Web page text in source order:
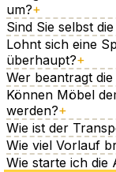
um?+
Sind Sie selbst
Lohnt sich eine
überhaupt?+
Wer beantragt
Können Möbel
werden?+
Wie ist der
Wie viel Vorlauf
Wie starte ich die